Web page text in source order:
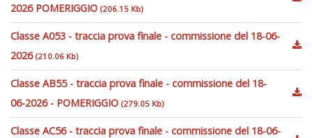
2026 POMERIGGIO (206.15 Kb)
Classe A053 - traccia prova finale - commissione del 18-06-
2026 (210.06 Kb)
Classe AB55 - traccia prova finale - commissione del 18-
06-2026 - POMERIGGIO (279.05 Kb)
Classe AC56 - traccia prova finale - commissione del 18-06-